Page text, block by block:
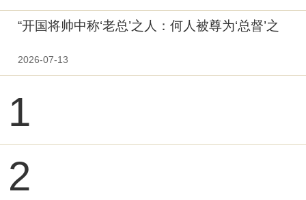
“开国将帅中称‘老总’之人：何人被尊为‘总督’之
2026-07-13
1
2